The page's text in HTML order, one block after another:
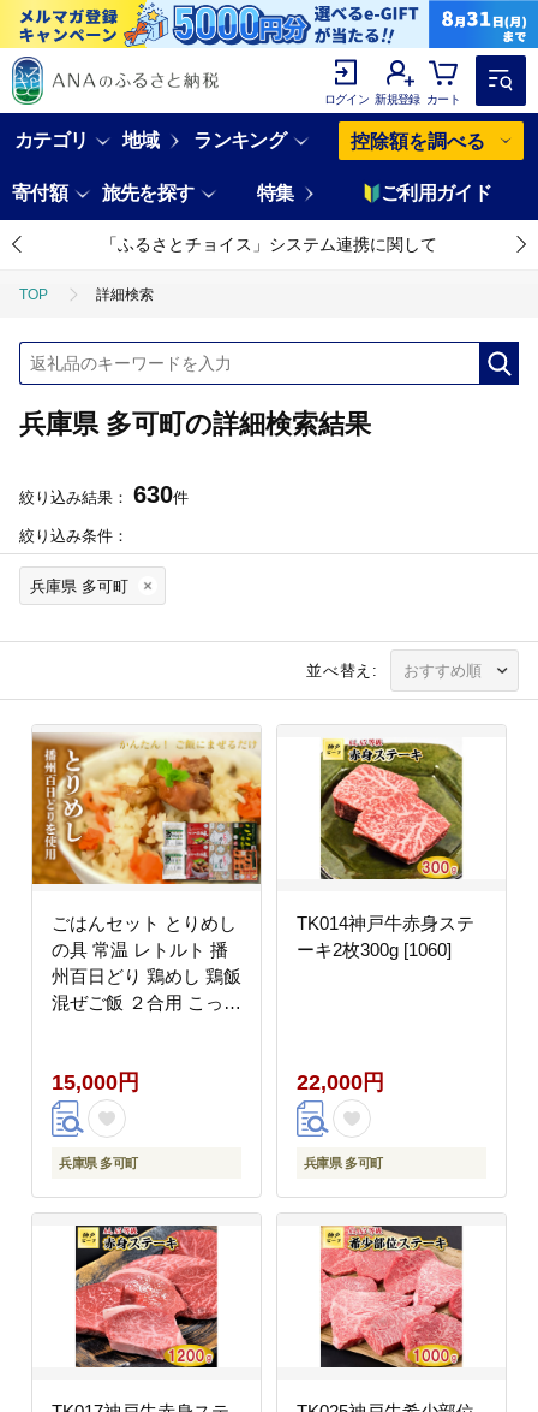
ログイン 新規登録 カート
カテゴリ 地域 ランキング 控除額を調べる
寄付額 旅先を探す 特集 ご利用ガイド
「ふるさとチョイス」システム連携に関して
TOP 詳細検索
兵庫県 多可町の詳細検索結果
絞り込み結果： 630件
絞り込み条件：
兵庫県 多可町
並べ替え:
ごはんセット とりめし
の具 常温 レトルト 播
州百日どり 鶏めし 鶏飯
混ぜご飯 ２合用 こっこ
味 温めるだけ とりつま
味 缶詰 湯煎 レンジで
チン おつまみ アウトド
ア 保存食 清流米 コシ
15,000円
兵庫県 多可町
TK014神戸牛赤身ステ
ーキ2枚300g [1060]
22,000円
兵庫県 多可町